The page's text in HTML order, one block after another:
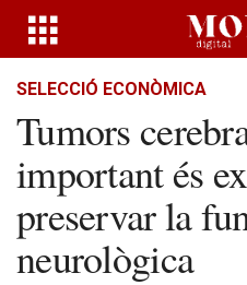
SELECCIÓ ECONÒMICA
Tumors
important és
preservar la
neurològica